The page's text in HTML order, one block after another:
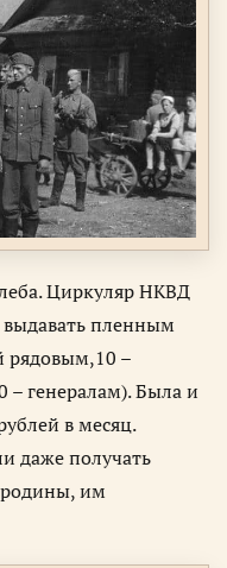
Циркуляр НКВД
выдавать пленным
рядовым,10 –
генералам). Была и
в месяц.
даже получать
им